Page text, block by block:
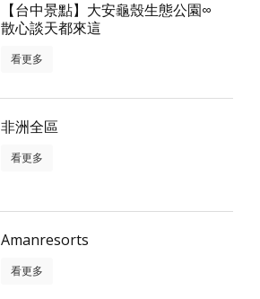
【台中景點】大安龜殼生態公園∞
散心談天都來這
看更多
非洲全區
看更多
Amanresorts
看更多